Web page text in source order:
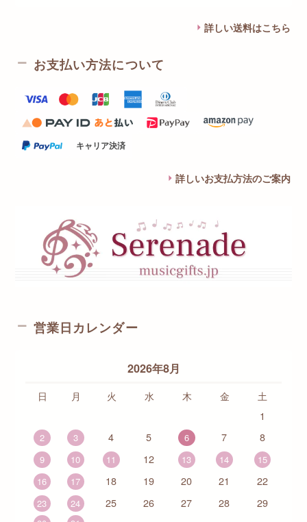
詳しい送料はこちら
お支払い方法について
キャリア決済
詳しいお支払方法のご案内
営業日カレンダー
2026年8月
日 月 火 水 木 金
土
1
2 3 4 5 6 7 8
9 10 11 12 13 14
15
16
17 18 19 20 21 22
23 24 25 26 27 28 29